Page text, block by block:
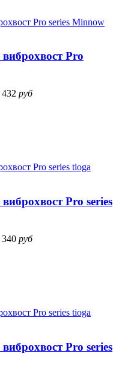
Pro
432 руб
Pro series
340 руб
Pro series